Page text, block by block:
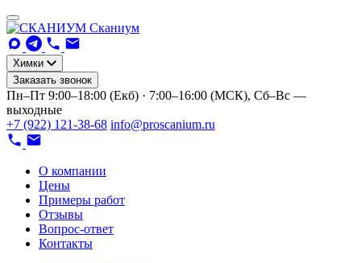
Сканиум
Химки
Заказать звонок
Пн–Пт 9:00–18:00 (Екб) · 7:00–16:00 (МСК), Сб–Вс —
выходные
+7 (922) 121-38-68 info@proscanium.ru
О компании
Цены
Примеры работ
Отзывы
Вопрос-ответ
Контакты